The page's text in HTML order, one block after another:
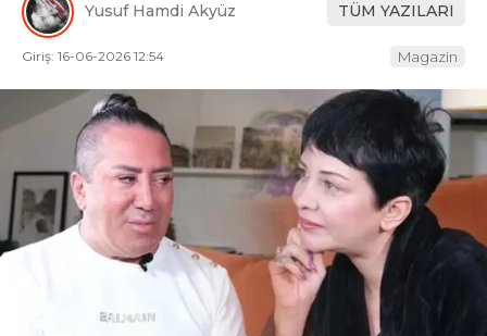
WhatsApp İhbar
Hattı
Facebook
MAGAZIN
POLITIKA
DÜNYA
EĞITIM
DIĞER
Yusuf Hamdi Akyüz TÜM YAZILARI
Giriş: 16-06-2026 12:54 Magazin